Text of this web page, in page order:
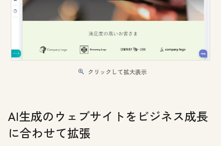
クリックして拡大表示
AI生成のウェブサイトをビジネス成長
に合わせて拡張